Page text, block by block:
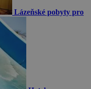
Lázeňské pobyty pro